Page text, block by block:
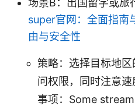
super官网：全面指南
由与安全性
策略：选择目标地
问权限，同时注意
事项：Some